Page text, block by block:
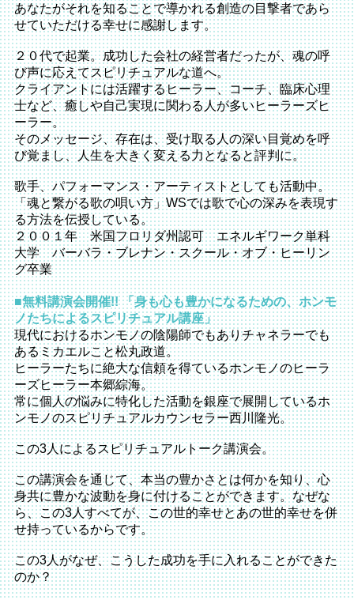
あなたがそれを知ることで導かれる創造の目撃者であら
せていただける幸せに感謝します。
２０代で起業。成功した会社の経営者だったが、魂の呼
び声に応えてスピリチュアルな道へ。
クライアントには活躍するヒーラー、コーチ、臨床心理
士など、癒しや自己実現に関わる人が多いヒーラーズヒ
ーラー。
そのメッセージ、存在は、受け取る人の深い目覚めを呼
び覚まし、人生を大きく変える力となると評判に。
歌手、パフォーマンス・アーティストとしても活動中。
「魂と繋がる歌の唄い方」WSでは歌で心の深みを表現す
る方法を伝授している。
２００１年 米国フロリダ州認可 エネルギワーク単科
大学 バーバラ・ブレナン・スクール・オブ・ヒーリン
グ卒業
■無料講演会開催!! 「身も心も豊かになるための、ホンモ
ノたちによるスピリチュアル講座」
現代におけるホンモノの陰陽師でもありチャネラーでも
あるミカエルこと松丸政道。
ヒーラーたちに絶大な信頼を得ているホンモノのヒーラ
ーズヒーラー本郷綜海。
常に個人の悩みに特化した活動を銀座で展開しているホ
ンモノのスピリチュアルカウンセラー西川隆光。
この3人によるスピリチュアルトーク講演会。
この講演会を通じて、本当の豊かさとは何かを知り、心
身共に豊かな波動を身に付けることができます。なぜな
ら、この3人すべてが、この世的幸せとあの世的幸せを併
せ持っているからです。
この3人がなぜ、こうした成功を手に入れることができた
のか？